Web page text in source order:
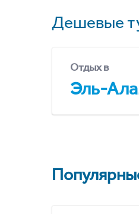
Дешевые
Отдых в
Эль-